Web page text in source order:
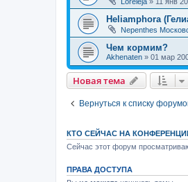
Loreleja » 11 янв
Heliamphora
Nepenthes
Чем кормим?
Akhenaten » 01 мар
Новая тема
Вернуться к списку
КТО СЕЙЧАС НА
Сейчас этот форум
ПРАВА ДОСТУПА